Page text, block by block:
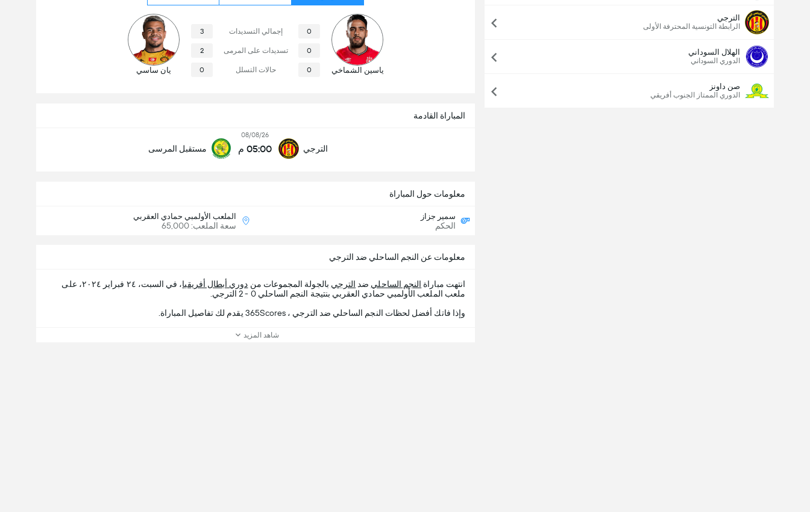
الترجي
الرابطة التونسية المحترفة الأولى
الهلال السوداني
الدوري السوداني
صن داونز
الدوري الممتاز الجنوب أفريقي
المباراة القادمة
الترجي
08/08/26
05:00 م مستقبل المرسى
ياسين الشماخي
0 إجمالي التسديدات 3
0 تسديدات على المرمى 2
0 حالات التسلل 0 يان ساسي
معلومات حول المباراة
سمير جزاز
الحكم
الملعب الأولمبي حمادي العقربي
سعة الملعب: 65,000
معلومات عن النجم الساحلي ضد الترجي
انتهت مباراة النجم الساحلي ضد الترجي بالجولة المجموعات من دوري أبطال أفريقيا
، في السبت، ٢٤ فبراير ٢٠٢٤، على
ملعب الملعب الأولمبي حمادي العقربي بنتيجة النجم الساحلي 0 - 2 الترجي.
وإذا فاتك أفضل لحظات النجم الساحلي ضد الترجي ، 365Scores يقدم لك تفاصيل المباراة.
شاهد المزيد